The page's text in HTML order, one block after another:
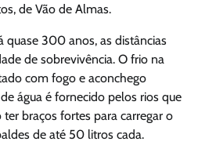
de Vão de Almas.
quase 300 anos, as distâncias
de sobrevivência. O frio na
com fogo e aconchego
água é fornecido pelos rios que
braços fortes para carregar o
de até 50 litros cada.